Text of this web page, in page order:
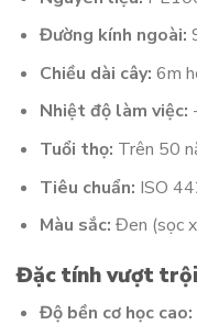
Đường kính ngoài:
Chiều dài cây: 6m
Nhiệt độ làm việc:
Tuổi thọ: Trên 50
Tiêu chuẩn: ISO
Màu sắc: Đen (sọc
Đặc tính vượt trội
Độ bền cơ học cao: